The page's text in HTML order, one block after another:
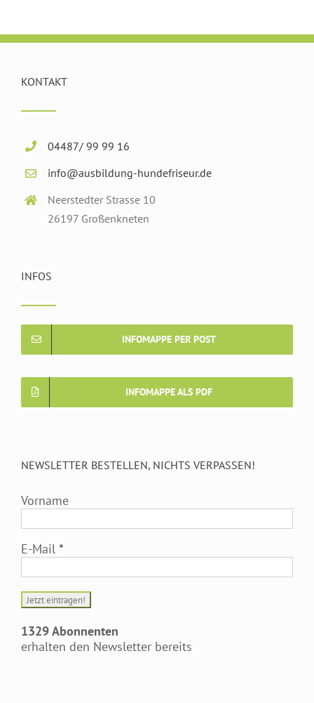
KONTAKT
04487/ 99 99 16
info@ausbildung-hundefriseur.de
Neerstedter Strasse 10
26197 Großenkneten
INFOS
INFOMAPPE PER POST
INFOMAPPE ALS PDF
NEWSLETTER BESTELLEN, NICHTS VERPASSEN!
Vorname
E-Mail *
1329 Abonnenten
erhalten den Newsletter bereits